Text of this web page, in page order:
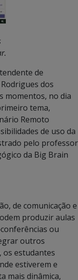
de
dos
momentos, no dia
tema,
Remoto
de uso da
pelo professor
da Big Brain
de comunicação e
produzir aulas
ou
outros
os estudantes
estiverem e
mais dinâmica,